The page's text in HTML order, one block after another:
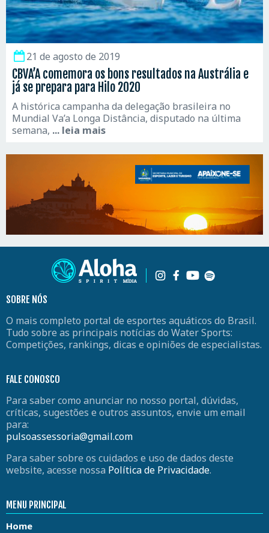
21 de agosto de 2019
CBVA’A comemora os bons resultados na Austrália e
já se prepara para Hilo 2020
A histórica campanha da delegação brasileira no
Mundial Va’a Longa Distância, disputado na última
semana, ... leia mais
SOBRE NÓS
O mais completo portal de esportes aquáticos do Brasil.
Tudo sobre as principais notícias do Water Sports:
Competições, rankings, dicas e opiniões de especialistas.
FALE CONOSCO
Para saber como anunciar no nosso portal, dúvidas,
críticas, sugestões e outros assuntos, envie um email
para:
pulsoassessoria@gmail.com
Para saber sobre os cuidados e uso de dados deste
website, acesse nossa Política de Privacidade.
MENU PRINCIPAL
Home